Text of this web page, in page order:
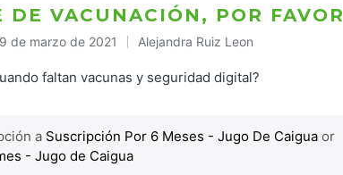
DE VACUNACIÓN, POR FAVOR
de marzo de 2021
Publicado
en
Alejandra Ruiz Leon
faltan vacunas y seguridad digital?
a Suscripción Por 6 Meses - Jugo De Caigua or
- Jugo de Caigua